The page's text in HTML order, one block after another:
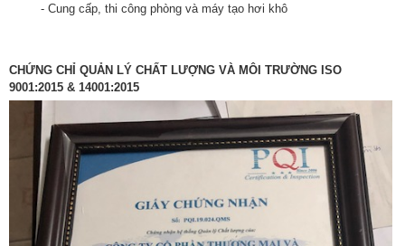
- Cung cấp, thi công phòng và máy tạo hơi khô
CHỨNG CHỈ QUẢN LÝ CHẤT LƯỢNG VÀ MÔI TRƯỜNG ISO
9001:2015 & 14001:2015